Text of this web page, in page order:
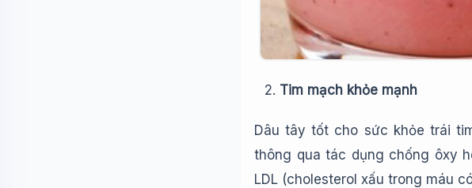
Tim mạch khỏe mạnh
Dâu tây tốt cho sức khỏe trái
thông qua tác dụng chống ôxy
LDL (cholesterol xấu trong máu